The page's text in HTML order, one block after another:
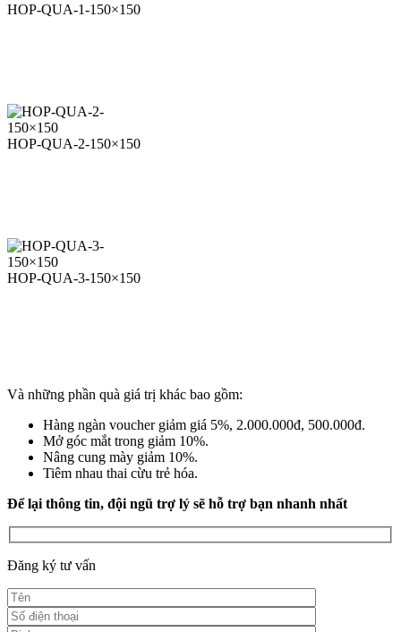
HOP-QUA-1-150×150
HOP-QUA-2-150×150
HOP-QUA-3-150×150
Và những phần quà giá trị khác bao gồm:
Hàng ngàn voucher giảm giá 5%, 2.000.000đ, 500.000đ.
Mở góc mắt trong giảm 10%.
Nâng cung mày giảm 10%.
Tiêm nhau thai cừu trẻ hóa.
Để lại thông tin, đội ngũ trợ lý sẽ hỗ trợ bạn nhanh nhất
Đăng ký tư vấn